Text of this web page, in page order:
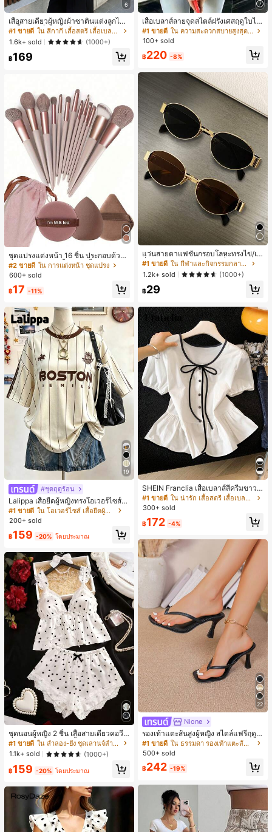
6
เสื้อสายเดี่ยวผู้หญิงผ้าซาตินแต่งลูกไม้
- เสื้อสายเดี่ยวฤดูร้อนสีคากีมีรอยผ่าด้า
นข้างที่น่าดึงดูดแบบสบายๆ
#1 ขายดี
ใน สีกากี เสื้อสตรี เสื้อเบลาส์ & Tee
1.6k+ sold
(1000+)
฿169
ชุดแปรงแต่งหน้า 16 ชิ้น ประกอบด้วยแ
ปรงแต่งหน้า 13 ชิ้น, ฟองน้ำแต่งหน้ารู
ปหยดน้ำ 1 ชิ้น, แปรงแป้งรองพื้นกลม 1
1 ชิ้น - ชุดคลาสสิก ทำจากขนสังเคราะ
หญิงและเด็กผู้หญิง เหมาะสำหรับฤดูใบ
ไม้ร่วงและฤดูหนาว
#2 ขายดี ใน การแต่งหน้า ชุดแปรง
600+ sold
฿17 -11%
19
#ชุดฤดูร้อน
Lalippa เสื้อยืดผู้หญิงทรงโอเวอร์ไซส์ค
วามยาวกลาง คอกลม ไหล่ตก ลายพิมพ์
ตัวอักษรและลายทางแนวตั้ง สไตล์แฟชั่
นมินิมอล ของขวัญให้เพื่อน
#1 ขายดี
ใน โอเวอร์ไซส์ เสื้อยืดผู้หญิง
200+ sold
฿159 -20% โดยประมาณ
ชุดนอนผู้หญิง 2 ชิ้น เสื้อสายเดี่ยวคอวีลู
กไม้ พร้อมกางเกงขาสั้นแต่งลูกไม้ แต่ง
โบว์ที่เอว ชุดลำลองผู้หญิงนุ่มสบายน่ารั
ก สไตล์เอสเธติก
#1 ขายดี
ใน ลำลอง-ยัง ชุดเลานจ์สำหรับผู้หญิง
1.1k+ sold
(1000+)
฿159 -20% โดยประมาณ
เสื้อเบลาส์ลายจุดสไตล์ฝรั่งเศสฤดูใบไม้
ร่วง, ทรงเข้ารูป, แขนยาวคอวี, สไตล์ให
ม่ฤดูใบไม้ผลิ, ป้องกันแสงแดด, ใส่ไป
#1 ขายดี
ใน ความสะดวกสบายสูงสุด เสื้อสตรี เสื้อเบลาส์ & Tee
100+ sold
฿220 -8%
แว่นสายตาแฟชั่นกรอบโลหะทรงไข่/เห
ลี่ยมสำหรับผู้หญิง (กรอบครึ่ง), เหมาะ
สำหรับใส่ในชีวิตประจำวันและกิจกรรม
กลางแจ้ง
#1 ขายดี
ใน กีฬาและกิจกรรมกลางแจ้ง
1.2k+ sold
(1000+)
฿29
SHEIN Franclia เสื้อเบลาส์สีครีมขาวนุ่
มนวล เอวรูด, แต่งขอบตัดกัน + โบว์ผูก,
แขนพอง จับคู่กับกระโปรงชายระบาย,
กวัน
#1 ขายดี
ใน น่ารัก เสื้อสตรี เสื้อเบลาส์ & Tee
300+ sold
฿172 -4%
22
Nione
รองเท้าแตะส้นสูงผู้หญิง สไตล์แฟรี่ฤดูร้
อน ส้นบาง แบบคีบ แต่งสายคาดผม รอ
งเท้าแตะชายหาดสำหรับเที่ยวพักผ่อน
แฟชั่นสายไขว้ สำหรับเดทไนท์
#1 ขายดี
ใน ธรรมดา รองเท้าแตะส้นสูงผู้หญิง
500+ sold
฿242 -19%